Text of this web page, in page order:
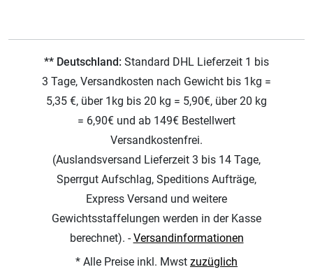
** Deutschland: Standard DHL Lieferzeit 1 bis
3 Tage, Versandkosten nach Gewicht bis 1kg =
5,35 €, über 1kg bis 20 kg = 5,90€, über 20 kg
= 6,90€ und ab 149€ Bestellwert
Versandkostenfrei.
(Auslandsversand Lieferzeit 3 bis 14 Tage,
Sperrgut Aufschlag, Speditions Aufträge,
Express Versand und weitere
Gewichtsstaffelungen werden in der Kasse
berechnet). -Versandinformationen
* Alle Preise inkl. Mwst zuzüglich